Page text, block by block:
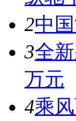
2中
3全
万元
4乘